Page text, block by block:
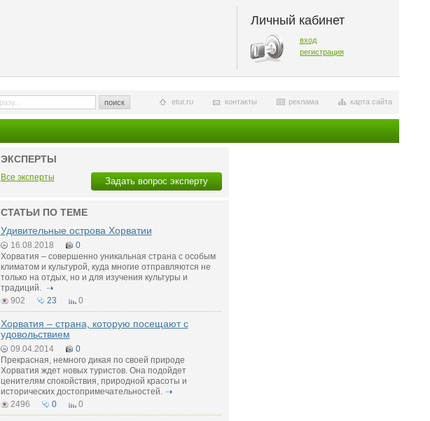
Личный кабинет
вход
регистрация
поиск карта сайта
реклама
контакты
etur.ru
ЭКСПЕРТЫ
Задать вопрос эксперту
Все эксперты
СТАТЬИ ПО ТЕМЕ
Удивительные острова Хорватии
16.08.2018
0
Хорватия – совершенно уникальная страна с особым
климатом и культурой, куда многие отправляются не
только на отдых, но и для изучения культуры и
традиций.
902
23 0
Хорватия – страна, которую посещают с
удовольствием
09.04.2014
0
Прекрасная, немного дикая по своей природе
Хорватия ждет новых туристов. Она подойдет
ценителям спокойствия, природной красоты и
исторических достопримечательностей.
2496
0 0